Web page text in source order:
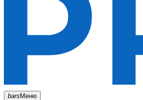
barsМеню